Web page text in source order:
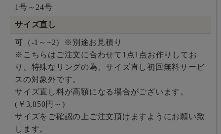
1号～24号
サイズ直し
可（-1～+2）※別途お見積り
※こちらはご注文に合わせて1点1点お作りしてお
り、特殊なリングの為、サイズ直し初回無料サービ
スの対象外です。
サイズ直し料が高額になる場合がございます。
(￥3,850円～)
サイズをご確認の上ご注文頂けますようにお願い致
します。